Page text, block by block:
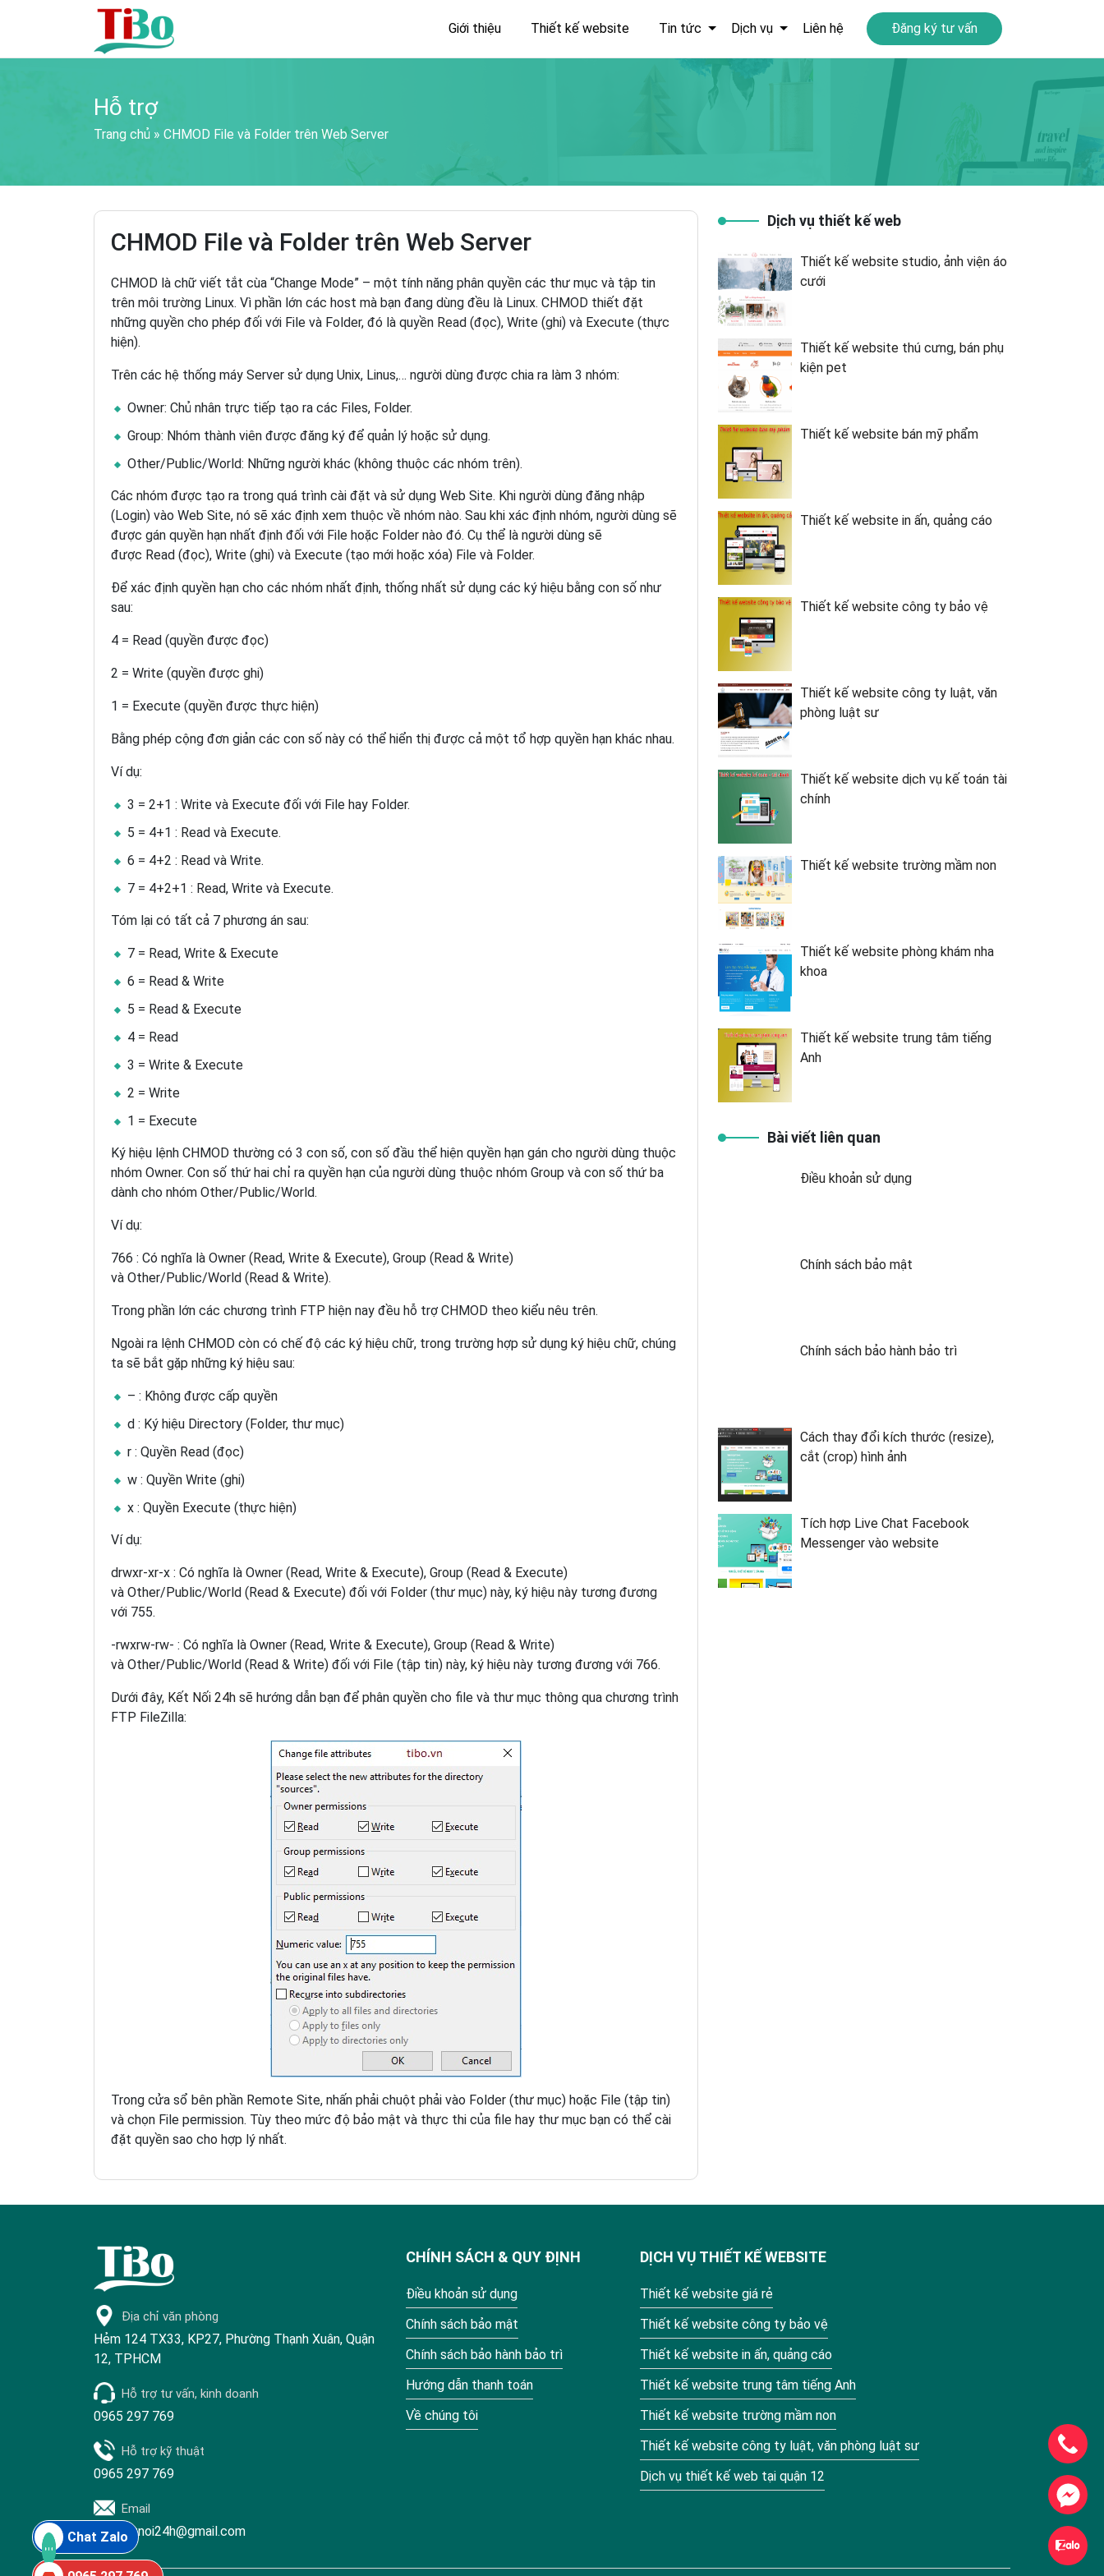
Giới thiệu Thiết kế website Tin tức Dịch vụ Liên hệ Đăng ký tư vấn
Hỗ trợ
Trang chủ » CHMOD File và Folder trên Web Server
CHMOD File và Folder trên Web Server
CHMOD là chữ viết tắt cùa “Change Mode” – một tính năng phân quyền các thư mục và tập tin
trên môi trường Linux. Vì phần lớn các host mà bạn đang dùng đều là Linux. CHMOD thiết đặt
những quyền cho phép đối với File và Folder, đó là quyền Read (đọc), Write (ghi) và Execute (thực
hiện).
Trên các hệ thống máy Server sử dụng Unix, Linus,… người dùng được chia ra làm 3 nhóm:
Owner: Chủ nhân trực tiếp tạo ra các Files, Folder.
Group: Nhóm thành viên được đăng ký để quản lý hoặc sử dụng.
Other/Public/World: Những người khác (không thuộc các nhóm trên).
Các nhóm được tạo ra trong quá trình cài đặt và sử dụng Web Site. Khi người dùng đăng nhập
(Login) vào Web Site, nó sẽ xác định xem thuộc về nhóm nào. Sau khi xác định nhóm, người dùng sẽ
được gán quyền hạn nhất định đối với File hoặc Folder nào đó. Cụ thể là người dùng sẽ
được Read (đọc), Write (ghi) và Execute (tạo mới hoặc xóa) File và Folder.
Để xác định quyền hạn cho các nhóm nhất định, thống nhất sử dụng các ký hiệu bằng con số như
sau:
4 = Read (quyền được đọc)
2 = Write (quyền được ghi)
1 = Execute (quyền được thực hiện)
Bằng phép cộng đơn giản các con số này có thể hiển thị được cả một tổ hợp quyền hạn khác nhau.
Ví dụ:
3 = 2+1 : Write và Execute đối với File hay Folder.
5 = 4+1 : Read và Execute.
6 = 4+2 : Read và Write.
7 = 4+2+1 : Read, Write và Execute.
Tóm lại có tất cả 7 phương án sau:
7 = Read, Write & Execute
6 = Read & Write
5 = Read & Execute
4 = Read
3 = Write & Execute
2 = Write
1 = Execute
Ký hiệu lệnh CHMOD thường có 3 con số, con số đầu thể hiện quyền hạn gán cho người dùng thuộc
nhóm Owner. Con số thứ hai chỉ ra quyền hạn của người dùng thuộc nhóm Group và con số thứ ba
dành cho nhóm Other/Public/World.
Ví dụ:
766 : Có nghĩa là Owner (Read, Write & Execute), Group (Read & Write)
và Other/Public/World (Read & Write).
Trong phần lớn các chương trình FTP hiện nay đều hỗ trợ CHMOD theo kiểu nêu trên.
Ngoài ra lệnh CHMOD còn có chế độ các ký hiệu chữ, trong trường hợp sử dụng ký hiệu chữ, chúng
ta sẽ bắt gặp những ký hiệu sau:
– : Không được cấp quyền
d : Ký hiệu Directory (Folder, thư mục)
r : Quyền Read (đọc)
w : Quyền Write (ghi)
x : Quyền Execute (thực hiện)
Ví dụ:
drwxr-xr-x : Có nghĩa là Owner (Read, Write & Execute), Group (Read & Execute)
và Other/Public/World (Read & Execute) đối với Folder (thư mục) này, ký hiệu này tương đương
với 755.
-rwxrw-rw- : Có nghĩa là Owner (Read, Write & Execute), Group (Read & Write)
và Other/Public/World (Read & Write) đối với File (tập tin) này, ký hiệu này tương đương với 766.
Dưới đây, Kết Nối 24h sẽ hướng dẫn bạn để phân quyền cho file và thư mục thông qua chương trình
FTP FileZilla:
Trong cửa sổ bên phần Remote Site, nhấn phải chuột phải vào Folder (thư mục) hoặc File (tập tin)
và chọn File permission. Tùy theo mức độ bảo mật và thực thi của file hay thư mục bạn có thể cài
đặt quyền sao cho hợp lý nhất.
Dịch vụ thiết kế web
Thiết kế website studio, ảnh viện áo
cưới
Thiết kế website thú cưng, bán phụ
kiện pet
Thiết kế website bán mỹ phẩm
Thiết kế website in ấn, quảng cáo
Thiết kế website công ty bảo vệ
Thiết kế website công ty luật, văn
phòng luật sư
Thiết kế website dịch vụ kế toán tài
chính
Thiết kế website trường mầm non
Thiết kế website phòng khám nha
khoa
Thiết kế website trung tâm tiếng
Anh
Bài viết liên quan
Điều khoản sử dụng
Chính sách bảo mật
Chính sách bảo hành bảo trì
Cách thay đổi kích thước (resize),
cắt (crop) hình ảnh
Tích hợp Live Chat Facebook
Messenger vào website
Địa chỉ văn phòng
Hẻm 124 TX33, KP27, Phường Thạnh Xuân, Quận
12, TPHCM
Hỗ trợ tư vấn, kinh doanh
0965 297 769
Hỗ trợ kỹ thuật
0965 297 769
Email
info.ketnoi24h@gmail.com
CHÍNH SÁCH & QUY ĐỊNH
Điều khoản sử dụng
Chính sách bảo mật
Chính sách bảo hành bảo trì
Hướng dẫn thanh toán
Về chúng tôi
DỊCH VỤ THIẾT KẾ WEBSITE
Thiết kế website giá rẻ
Thiết kế website công ty bảo vệ
Thiết kế website in ấn, quảng cáo
Thiết kế website trung tâm tiếng Anh
Thiết kế website trường mầm non
Thiết kế website công ty luật, văn phòng luật sư
Dịch vụ thiết kế web tại quận 12
Chat Zalo